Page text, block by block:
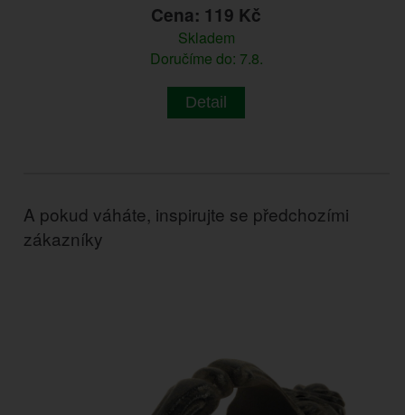
Cena: 119 Kč
Skladem
Doručíme do: 7.8.
Detail
A pokud váháte, inspirujte se předchozími
zákazníky